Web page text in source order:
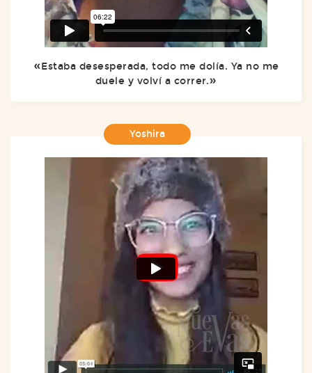
Estaba desesperada, todo me dolía. Ya no me
duele y volví a correr.
Yoshira